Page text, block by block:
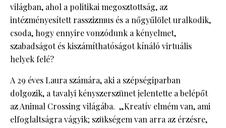
világban, ahol a politikai megosztottság, az
intézményesített rasszizmus és a nőgyűlölet uralkodik,
csoda, hogy ennyire vonzódunk a kényelmet,
szabadságot és kiszámíthatóságot kínáló virtuális
helyek felé?
A 29 éves Laura számára, aki a szépségiparban
dolgozik, a tavalyi kényszerszünet jelentette a belépőt
az Animal Crossing világába. „Kreatív elmém van, ami
elfoglaltságra vágyik; szükségem van arra az érzésre,